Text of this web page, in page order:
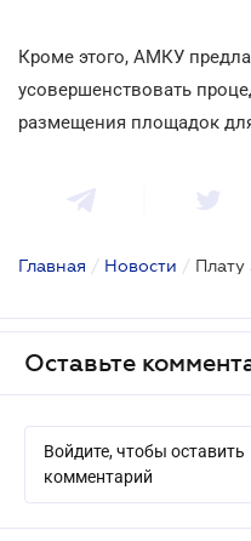
Кроме этого, АМКУ
усовершенствовать
размещения площадок
Главная / Новости / Плату
Оставьте
Войдите, чтобы оставить
комментарий